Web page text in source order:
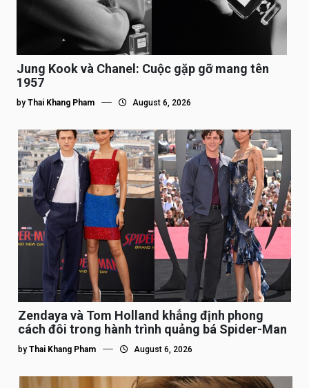
Jung Kook và Chanel: Cuộc gặp gỡ mang tên
1957
by Thai Khang Pham August 6, 2026
Zendaya và Tom Holland khẳng định phong
cách đôi trong hành trình quảng bá Spider-Man
by Thai Khang Pham August 6, 2026